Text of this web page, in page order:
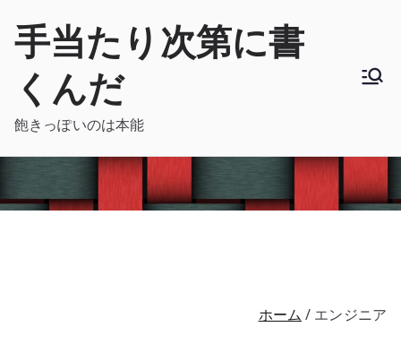
手当たり次第に書
くんだ
飽きっぽいのは本能
ホーム エンジニア